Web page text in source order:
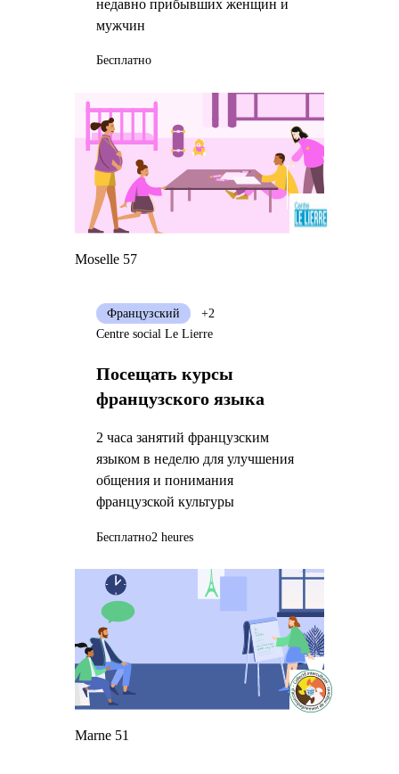
недавно прибывших женщин и
мужчин
Бесплатно
Moselle 57
Посещать курсы
французского языка
2 часа занятий французским
языком в неделю для улучшения
общения и понимания
французской культуры
Французский
+2
Centre social Le Lierre
Бесплатно2 heures
Marne 51